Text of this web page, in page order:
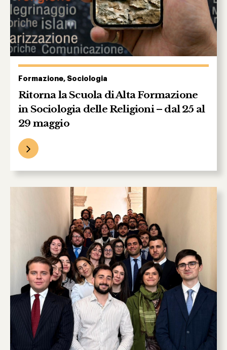
Formazione, Sociologia
Ritorna la Scuola di Alta Formazione
in Sociologia delle Religioni – dal 25 al
29 maggio